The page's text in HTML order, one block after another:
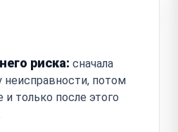
риска: сначала
неисправности, потом
только после этого